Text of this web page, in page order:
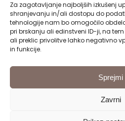
Za zagotavljanje najboljših izkušenj
shranjevanju in/ali dostopu do
tehnologije nam bo omogočilo
pri brskanju ali edinstveni ID-ji, na
ali preklic privolitve lahko negativno
in funkcije.
Sprejmi
Zavrni
Toggle
Navigation
Predstavitev VDC Kranj
Pomembni obrazci
SLEDITE NAM